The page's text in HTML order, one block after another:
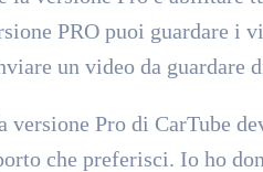
PRO puoi guardare i
un video da guardare
Pro di CarTube
che preferisci. Io ho